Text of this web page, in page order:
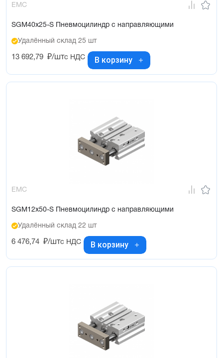
EMC
SGM40x25-S Пневмоцилиндр с направляющими
Удалённый склад 25 шт
13 692,79 ₽/штс НДС В корзину
EMC
SGM12x50-S Пневмоцилиндр с направляющими
Удалённый склад 22 шт
6 476,74 ₽/штс НДС В корзину